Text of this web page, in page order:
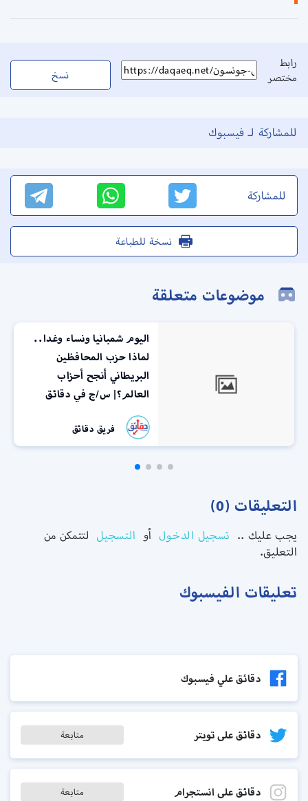
رابط
مختصر
نسخ
للمشاركة لـ فيسبوك
للمشاركة
نسخة للطباعة
موضوعات متعلقة
اليوم شمبانيا ونساء وغدا..
لماذا حزب المحافظين
البريطاني أنجح أحزاب
العالم؟| س/ج في دقائق
فريق دقائق
التعليقات (0)
يجب عليك .. تسجيل الدخول أو التسجيل لتتمكن من
التعليق.
تعليقات الفيسبوك
دقائق علي فيسبوك
دقائق على تويتر متابعة
دقائق على انستجرام متابعة